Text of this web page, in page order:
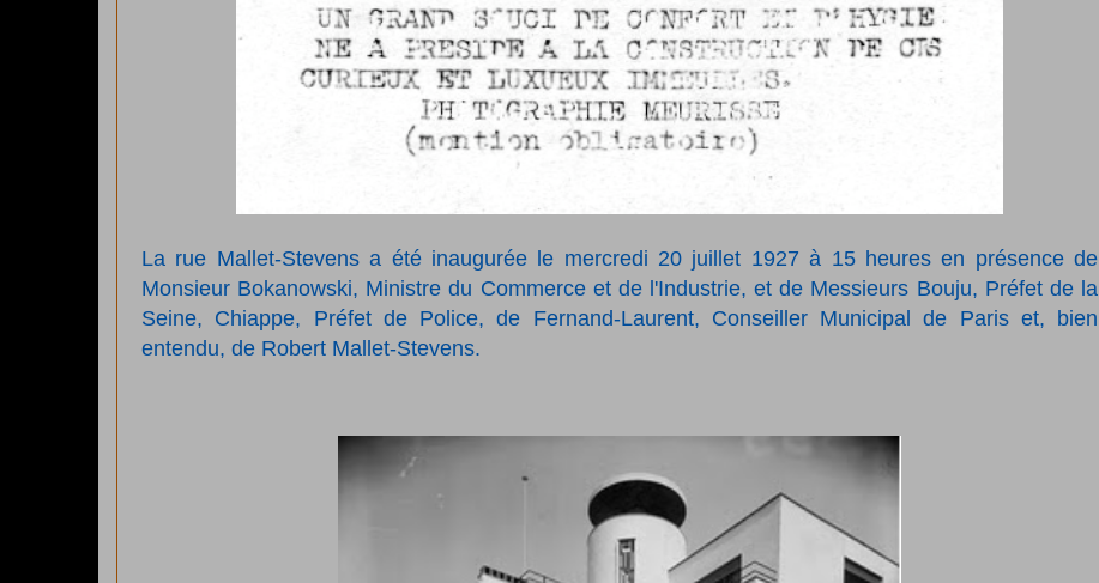
La rue Mallet-Stevens a été inaugurée le mercredi 20 juillet 1927 à 15 heures en présence de
Monsieur Bokanowski, Ministre du Commerce et de l'Industrie, et de Messieurs Bouju, Préfet de la
Seine, Chiappe, Préfet de Police, de Fernand-Laurent, Conseiller Municipal de Paris et, bien
entendu, de Robert Mallet-Stevens.